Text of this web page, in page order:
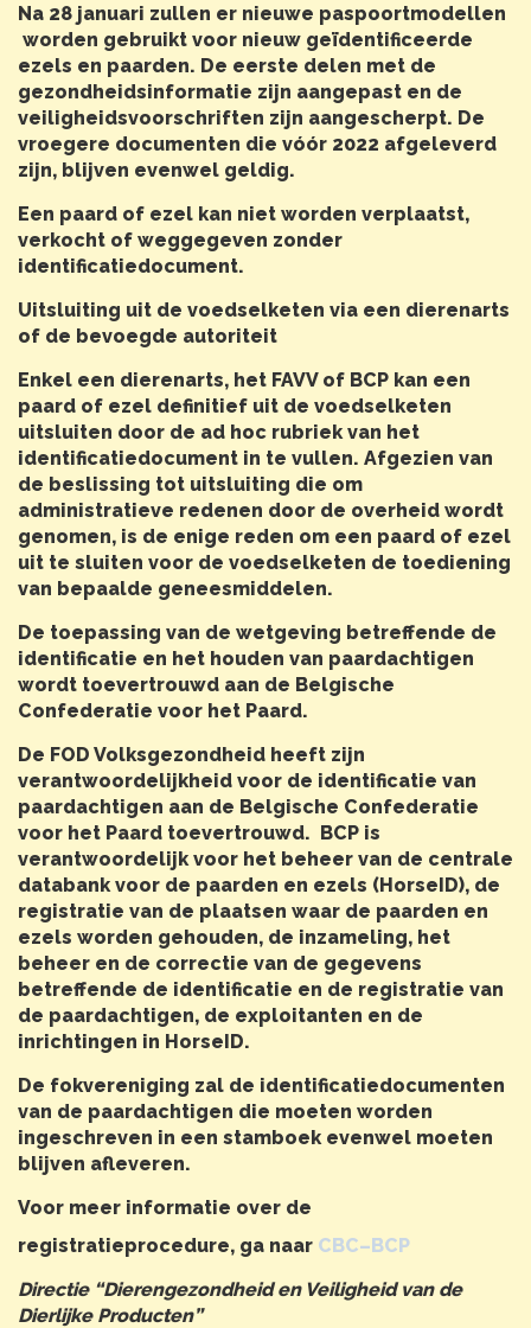
Na 28 januari zullen er nieuwe paspoortmodellen
worden gebruikt voor nieuw geïdentificeerde
ezels en paarden. De eerste delen met de
gezondheidsinformatie zijn aangepast en de
veiligheidsvoorschriften zijn aangescherpt. De
vroegere documenten die vóór 2022 afgeleverd
zijn, blijven evenwel geldig.
Een paard of ezel kan niet worden verplaatst,
verkocht of weggegeven zonder
identificatiedocument.
Uitsluiting uit de voedselketen via een dierenarts
of de bevoegde autoriteit
Enkel een dierenarts, het FAVV of BCP kan een
paard of ezel definitief uit de voedselketen
uitsluiten door de ad hoc rubriek van het
identificatiedocument in te vullen. Afgezien van
de beslissing tot uitsluiting die om
administratieve redenen door de overheid wordt
genomen, is de enige reden om een paard of ezel
uit te sluiten voor de voedselketen de toediening
van bepaalde geneesmiddelen.
De toepassing van de wetgeving betreffende de
identificatie en het houden van paardachtigen
wordt toevertrouwd aan de Belgische
Confederatie voor het Paard.
De FOD Volksgezondheid heeft zijn
verantwoordelijkheid voor de identificatie van
paardachtigen aan de Belgische Confederatie
voor het Paard toevertrouwd. BCP is
verantwoordelijk voor het beheer van de centrale
databank voor de paarden en ezels (HorseID), de
registratie van de plaatsen waar de paarden en
ezels worden gehouden, de inzameling, het
beheer en de correctie van de gegevens
betreffende de identificatie en de registratie van
de paardachtigen, de exploitanten en de
inrichtingen in HorseID.
De fokvereniging zal de identificatiedocumenten
van de paardachtigen die moeten worden
ingeschreven in een stamboek evenwel moeten
blijven afleveren.
Voor meer informatie over de
registratieprocedure, ga naar CBC–BCP
Directie “Dierengezondheid en Veiligheid van de
Dierlijke Producten”